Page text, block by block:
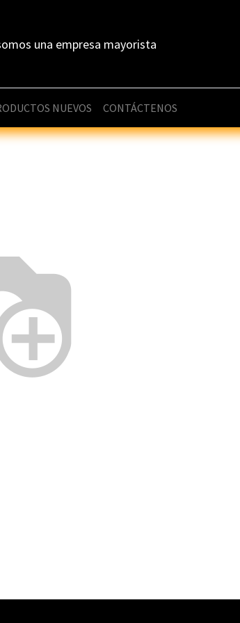
una empresa mayorista
NUEVOS CONTÁCTENOS